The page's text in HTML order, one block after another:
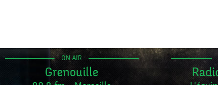
ON AIR
Grenouille